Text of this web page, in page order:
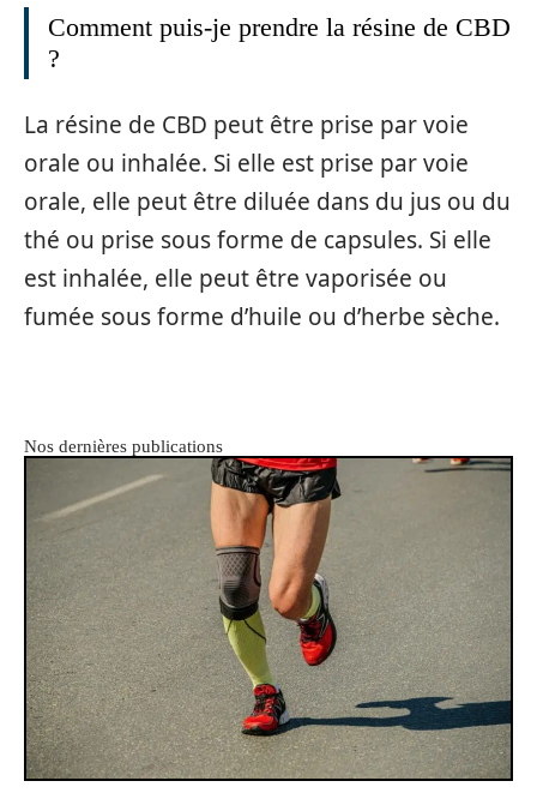
Comment puis-je prendre la résine de CBD
?
La résine de CBD peut être prise par voie
orale ou inhalée. Si elle est prise par voie
orale, elle peut être diluée dans du jus ou du
thé ou prise sous forme de capsules. Si elle
est inhalée, elle peut être vaporisée ou
fumée sous forme d’huile ou d’herbe sèche.
Nos dernières publications